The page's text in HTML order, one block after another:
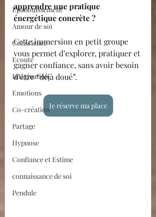
Epanouissement
Amour de soi
Conscience
Ecoute
Imagination
Emotions
Co-création
Partage
Hypnose
Confiance et Estime
connaissance de soi
Pendule
apprendre une pratique
énergétique concrète ?
Cette immersion en petit groupe
vous permet d’explorer, pratiquer et
gagner confiance, sans avoir besoin
d’être “déjà doué”.
Je réserve ma place